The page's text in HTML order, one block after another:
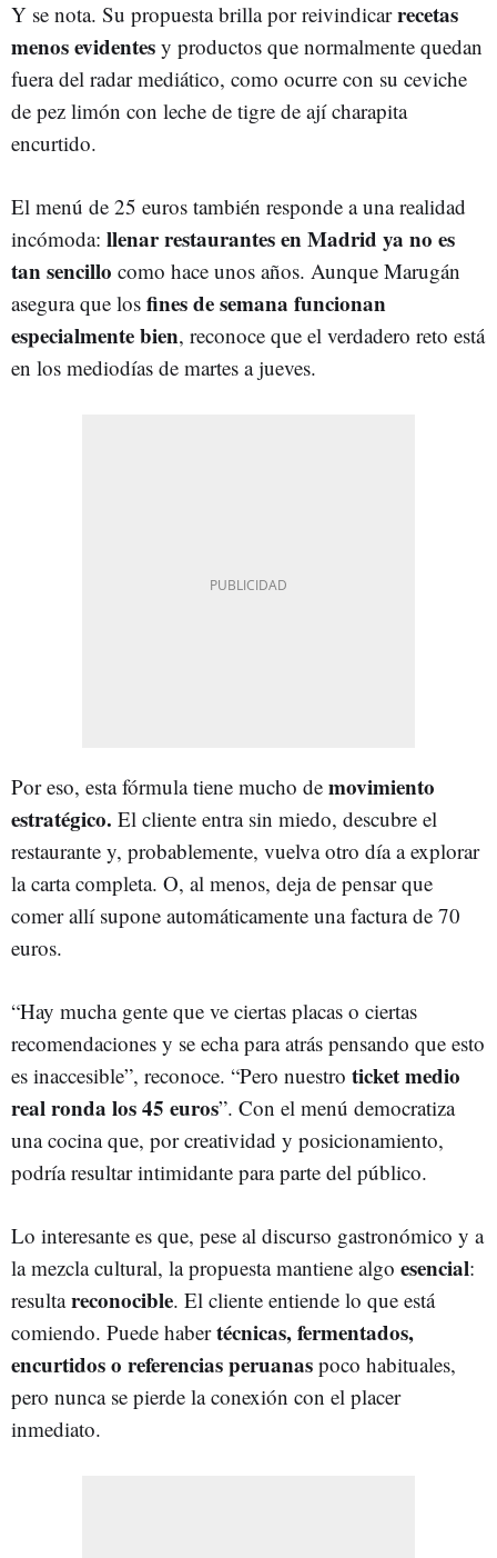
Y se nota. Su propuesta brilla por reivindicarrecetas
menos evidentes y productos que normalmente quedan
fuera del radar mediático, como ocurre con su ceviche
de pez limón con leche de tigre de ají charapita
encurtido.
El menú de 25 euros también responde a una realidad
incómoda: llenar restaurantes en Madrid ya no es
tan sencillo como hace unos años. Aunque Marugán
asegura que los fines de semana funcionan
especialmente bien, reconoce que el verdadero reto está
en los mediodías de martes a jueves.
Por eso, esta fórmula tiene mucho de movimiento
estratégico. El cliente entra sin miedo, descubre el
restaurante y, probablemente, vuelva otro día a explorar
la carta completa. O, al menos, deja de pensar que
comer allí supone automáticamente una factura de 70
euros.
“Hay mucha gente que ve ciertas placas o ciertas
recomendaciones y se echa para atrás pensando que esto
es inaccesible”, reconoce. “Pero nuestro ticket medio
real ronda los 45 euros”. Con el menú democratiza
una cocina que, por creatividad y posicionamiento,
podría resultar intimidante para parte del público.
Lo interesante es que, pese al discurso gastronómico y a
la mezcla cultural, la propuesta mantiene algo esencial:
resultareconocible. El cliente entiende lo que está
comiendo. Puede habertécnicas, fermentados,
encurtidos o referencias peruanas poco habituales,
pero nunca se pierde la conexión con el placer
inmediato.